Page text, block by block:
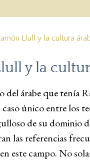
Llull y la cultura
y la
del árabe que tenía
único entre los
de su dominio
las referencias
este campo. No